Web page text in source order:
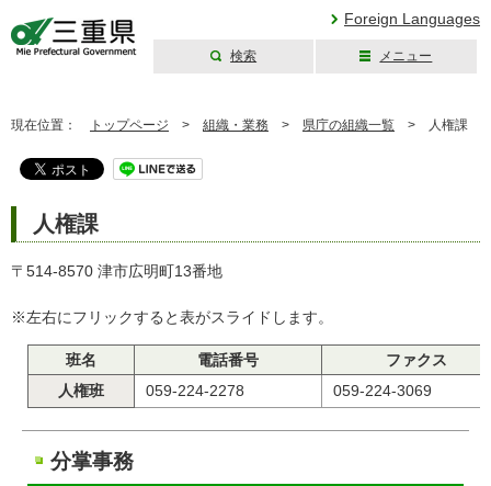
Foreign Languages
検索 メニュー
現在位置： トップページ > 組織・業務 > 県庁の組織一覧 > 人権課
人権課
〒514-8570 津市広明町13番地
※左右にフリックすると表がスライドします。
班名 電話番号
ファクス
人権班
059-224-2278 059-224-3069
分掌事務